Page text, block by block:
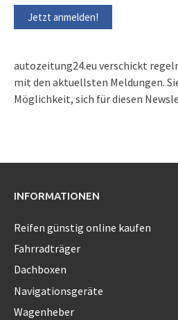
autozeitung24.eu verschickt
mit den aktuellsten Meldungen.
Möglichkeit, sich für diesen
INFORMATIONEN
Reifen günstig online kaufen
Fahrradträger
Dachboxen
Navigationsgeräte
Wagenheber